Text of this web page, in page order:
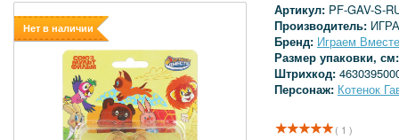
Нет в наличии
Артикул: PF-GAV-S-
Производитель:
Бренд: Играем Вместе
Размер упаковки,
Штрихкод:
Персонаж: Котенок
( 1 )